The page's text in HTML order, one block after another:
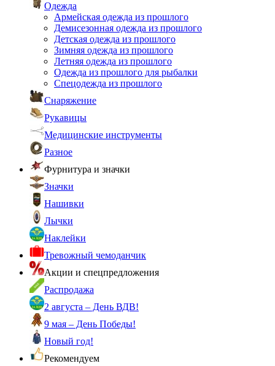
Одежда
Армейская одежда из прошлого
Демисезонная одежда из прошлого
Детская одежда из прошлого
Зимняя одежда из прошлого
Летняя одежда из прошлого
Одежда из прошлого для рыбалки
Спецодежда из прошлого
Снаряжение
Рукавицы
Медицинские инструменты
Разное
Фурнитура и значки
Значки
Нашивки
Лычки
Наклейки
Тревожный чемоданчик
Акции и спецпредложения
Распродажа
2 августа – День ВДВ!
9 мая – День Победы!
Новый год!
Рекомендуем